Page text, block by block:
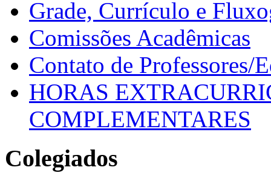
Grade, Currículo e
Comissões Acadêmicas
Contato de Professores/
HORAS
COMPLEMENTARES
Colegiados